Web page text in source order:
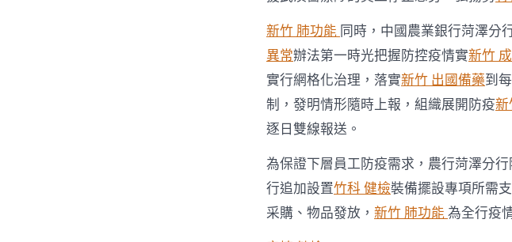
新竹 肺功能 同時，中國農業銀行菏澤分
異常辦法第一時光把握防控疫情實新竹
實行網格化治理，落實新竹 出國備藥到
制，發明情形隨時上報，組織展開防疫新
逐日雙線報送。
為保證下層員工防疫需求，農行菏澤分
行追加設置竹科 健檢裝備擺設專項所需
采購、物品發放， 新竹 肺功能為全行疫